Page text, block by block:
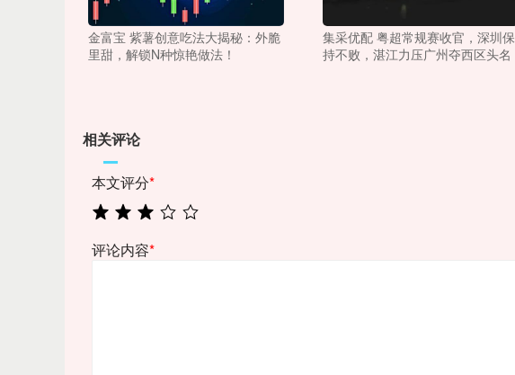
金富宝 紫薯创意吃法大揭秘：外脆
里甜，解锁N种惊艳做法！
集采优配 粤超常规赛收官，深圳保
持不败，湛江力压广州夺西区头名
相关评论
本文评分*
评论内容*